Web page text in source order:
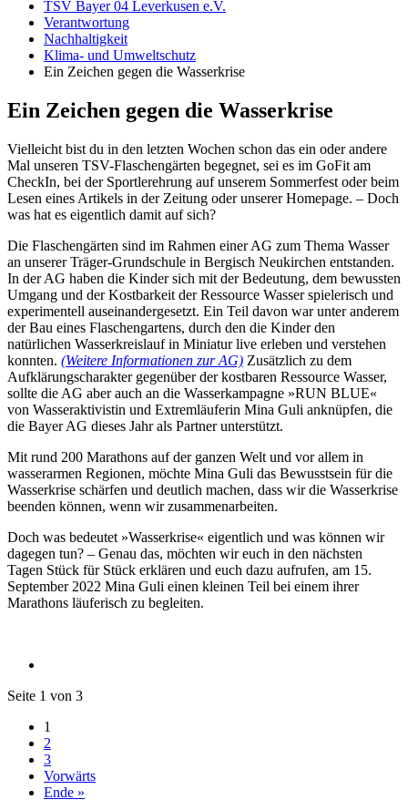
TSV Bayer 04 Leverkusen e.V.
Verantwortung
Nachhaltigkeit
Klima- und Umweltschutz
Ein Zeichen gegen die Wasserkrise
Ein Zeichen gegen die Wasserkrise
Vielleicht bist du in den letzten Wochen schon das ein oder andere
Mal unseren TSV-Flaschengärten begegnet, sei es im GoFit am
CheckIn, bei der Sportlerehrung auf unserem Sommerfest oder beim
Lesen eines Artikels in der Zeitung oder unserer Homepage. – Doch
was hat es eigentlich damit auf sich?
Die Flaschengärten sind im Rahmen einer AG zum Thema Wasser
an unserer Träger-Grundschule in Bergisch Neukirchen entstanden.
In der AG haben die Kinder sich mit der Bedeutung, dem bewussten
Umgang und der Kostbarkeit der Ressource Wasser spielerisch und
experimentell auseinandergesetzt. Ein Teil davon war unter anderem
der Bau eines Flaschengartens, durch den die Kinder den
natürlichen Wasserkreislauf in Miniatur live erleben und verstehen
konnten. (Weitere Informationen zur AG) Zusätzlich zu dem
Aufklärungscharakter gegenüber der kostbaren Ressource Wasser,
sollte die AG aber auch an die Wasserkampagne »RUN BLUE«
von Wasseraktivistin und Extremläuferin Mina Guli anknüpfen, die
die Bayer AG dieses Jahr als Partner unterstützt.
Mit rund 200 Marathons auf der ganzen Welt und vor allem in
wasserarmen Regionen, möchte Mina Guli das Bewusstsein für die
Wasserkrise schärfen und deutlich machen, dass wir die Wasserkrise
beenden können, wenn wir zusammenarbeiten.
Doch was bedeutet »Wasserkrise« eigentlich und was können wir
dagegen tun? – Genau das, möchten wir euch in den nächsten
Tagen Stück für Stück erklären und euch dazu aufrufen, am 15.
September 2022 Mina Guli einen kleinen Teil bei einem ihrer
Marathons läuferisch zu begleiten.
Seite 1 von 3
1
2
3
Vorwärts
Ende »